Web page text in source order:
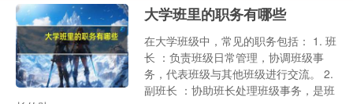
大学班里的职务有哪些
在大学班级中，常见的职务包括： 1. 班
长 ：负责班级日常管理，协调班级事
务，代表班级与其他班级进行交流。 2.
副班长 ：协助班长处理班级事务，是班